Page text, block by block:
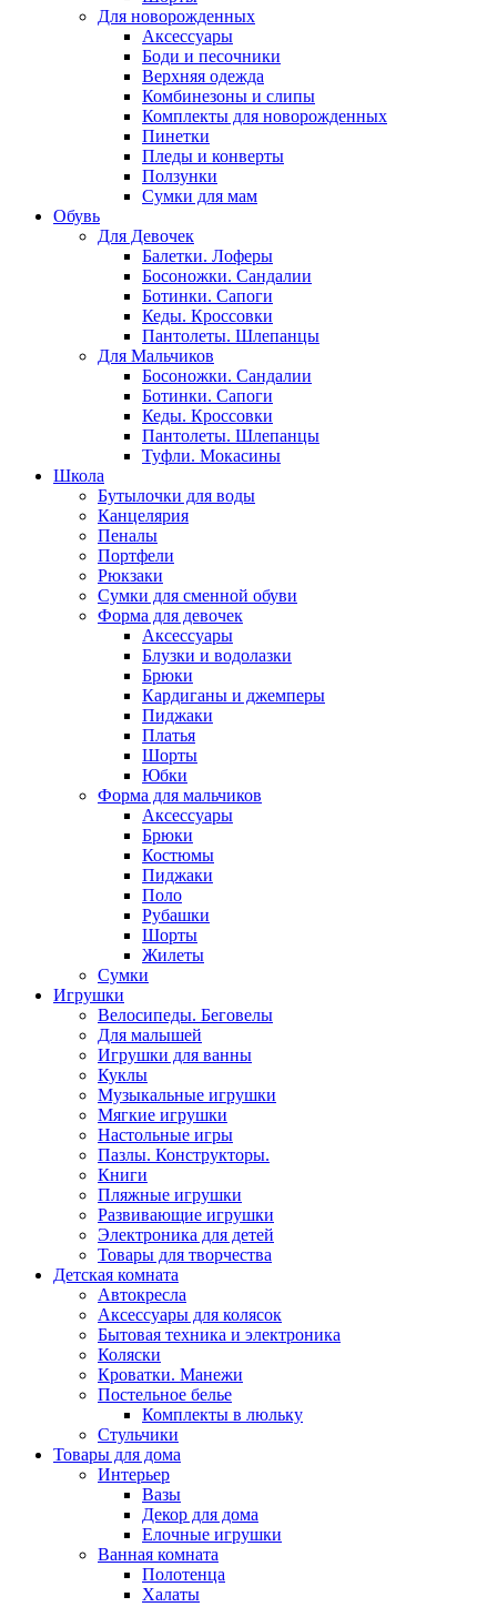
Для новорожденных
Аксессуары
Боди и песочники
Верхняя одежда
Комбинезоны и слипы
Комплекты для новорожденных
Пинетки
Пледы и конверты
Ползунки
Сумки для мам
Обувь
Для Девочек
Балетки. Лоферы
Босоножки. Сандалии
Ботинки. Сапоги
Кеды. Кроссовки
Пантолеты. Шлепанцы
Для Мальчиков
Босоножки. Сандалии
Ботинки. Сапоги
Кеды. Кроссовки
Пантолеты. Шлепанцы
Туфли. Мокасины
Школа
Бутылочки для воды
Канцелярия
Пеналы
Портфели
Рюкзаки
Сумки для сменной обуви
Форма для девочек
Аксессуары
Блузки и водолазки
Брюки
Кардиганы и джемперы
Пиджаки
Платья
Шорты
Юбки
Форма для мальчиков
Аксессуары
Брюки
Костюмы
Пиджаки
Поло
Рубашки
Шорты
Жилеты
Сумки
Игрушки
Велосипеды. Беговелы
Для малышей
Игрушки для ванны
Куклы
Музыкальные игрушки
Мягкие игрушки
Настольные игры
Пазлы. Конструкторы.
Книги
Пляжные игрушки
Развивающие игрушки
Электроника для детей
Товары для творчества
Детская комната
Автокресла
Аксессуары для колясок
Бытовая техника и электроника
Коляски
Кроватки. Манежи
Постельное белье
Комплекты в люльку
Стульчики
Товары для дома
Интерьер
Вазы
Декор для дома
Елочные игрушки
Ванная комната
Полотенца
Халаты